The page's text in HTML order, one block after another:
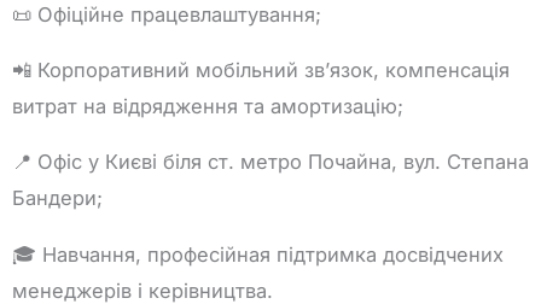
📜 Офіційне працевлаштування;
📲 Корпоративний мобільний зв’язок, компенсація
витрат на відрядження та амортизацію;
📍 Офіс у Києві біля ст. метро Почайна, вул. Степана
Бандери;
🎓 Навчання, професійная підтримка досвідчених
менеджерів і керівництва.